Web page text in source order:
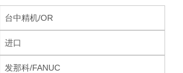
台中精机/OR
进口
发那科/FANUC